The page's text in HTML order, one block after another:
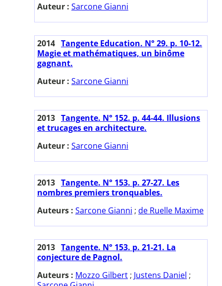
Auteur : Sarcone Gianni
2014 Tangente Education. N° 29. p. 10-12.
Magie et mathématiques, un binôme
gagnant.
Auteur : Sarcone Gianni
2013 Tangente. N° 152. p. 44-44. Illusions
et trucages en architecture.
Auteur : Sarcone Gianni
2013 Tangente. N° 153. p. 27-27. Les
nombres premiers tronquables.
Auteurs : Sarcone Gianni ; de Ruelle Maxime
2013 Tangente. N° 153. p. 21-21. La
conjecture de Pagnol.
Auteurs : Mozzo Gilbert ; Justens Daniel ;